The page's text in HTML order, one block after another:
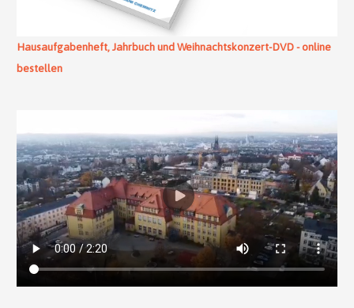
Hausaufgabenheft, Jahrbuch und Weihnachtskonzert-DVD - online
bestellen